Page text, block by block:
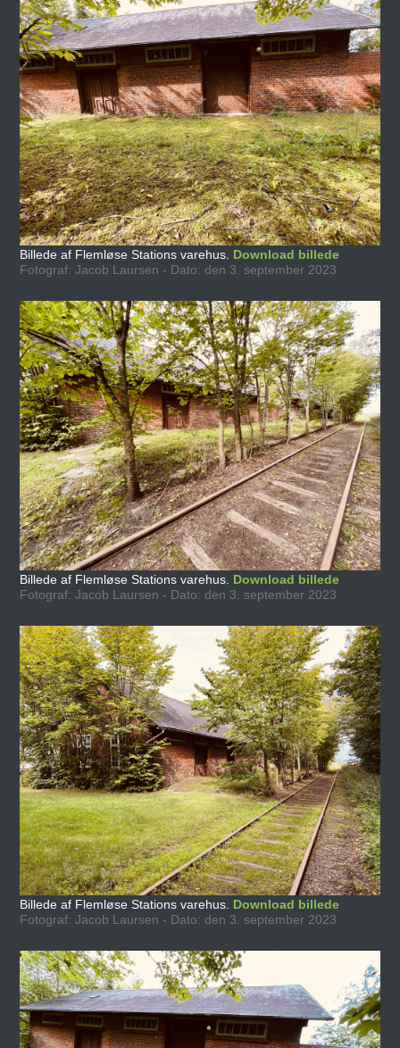
Billede af Flemløse Stations varehus. Download billede
Fotograf: Jacob Laursen - Dato: den 3. september 2023
Billede af Flemløse Stations varehus. Download billede
Fotograf: Jacob Laursen - Dato: den 3. september 2023
Billede af Flemløse Stations varehus. Download billede
Fotograf: Jacob Laursen - Dato: den 3. september 2023